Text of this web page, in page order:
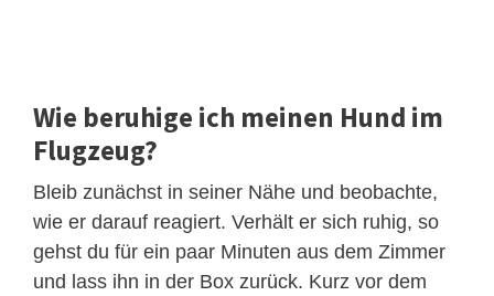
Wie beruhige ich meinen Hund im
Flugzeug?
Bleib zunächst in seiner Nähe und beobachte,
wie er darauf reagiert. Verhält er sich ruhig, so
gehst du für ein paar Minuten aus dem Zimmer
und lass ihn in der Box zurück. Kurz vor dem